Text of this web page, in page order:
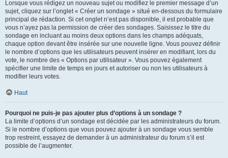
Lorsque vous rédigez un nouveau sujet ou modifiez le premier message d’un
sujet, cliquez sur l’onglet « Créer un sondage » situé en-dessous du formulaire
principal de rédaction. Si cet onglet n’est pas disponible, il est probable que
vous n’ayez pas la permission de créer des sondages. Saisissez le titre du
sondage en incluant au moins deux options dans les champs adéquats,
chaque option devant être insérée sur une nouvelle ligne. Vous pouvez définir
le nombre d’options que les utilisateurs peuvent insérer en modifiant, lors du
vote, le nombre des « Options par utilisateur ». Vous pouvez également
spécifier une limite de temps en jours et autoriser ou non les utilisateurs à
modifier leurs votes.
Haut
Pourquoi ne puis-je pas ajouter plus d’options à un sondage ?
La limite d’options d’un sondage est décidée par les administrateurs du forum.
Si le nombre d’options que vous pouvez ajouter à un sondage vous semble
trop restreint, essayez de demander à un administrateur du forum s’il est
possible de l’augmenter.